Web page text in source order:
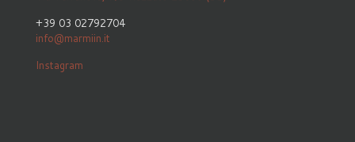
+39 03 02792704
info@marmiin.it
Instagram